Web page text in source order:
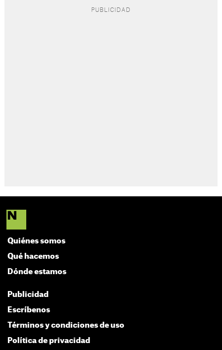
Quiénes somos
Qué hacemos
Dónde estamos
Publicidad
Escríbenos
Términos y condiciones de uso
Política de privacidad